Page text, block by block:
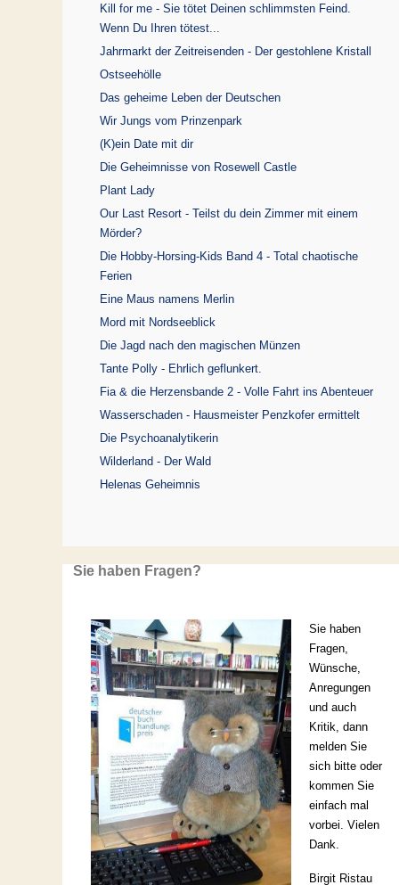
Kill for me - Sie tötet Deinen schlimmsten Feind.
Wenn Du Ihren tötest...
Jahrmarkt der Zeitreisenden - Der gestohlene Kristall
Ostseehölle
Das geheime Leben der Deutschen
Wir Jungs vom Prinzenpark
(K)ein Date mit dir
Die Geheimnisse von Rosewell Castle
Plant Lady
Our Last Resort - Teilst du dein Zimmer mit einem
Mörder?
Die Hobby-Horsing-Kids Band 4 - Total chaotische
Ferien
Eine Maus namens Merlin
Mord mit Nordseeblick
Die Jagd nach den magischen Münzen
Tante Polly - Ehrlich geflunkert.
Fia & die Herzensbande 2 - Volle Fahrt ins Abenteuer
Wasserschaden - Hausmeister Penzkofer ermittelt
Die Psychoanalytikerin
Wilderland - Der Wald
Helenas Geheimnis
Sie haben Fragen?
Sie haben
Fragen,
Wünsche,
Anregungen
und auch
Kritik, dann
melden Sie
sich bitte oder
kommen Sie
einfach mal
vorbei. Vielen
Dank.
Birgit Ristau